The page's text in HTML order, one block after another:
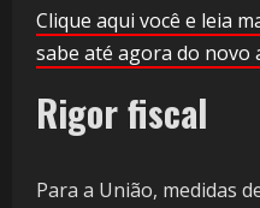
Clique aqui você e leia
sabe até agora do novo
Rigor fiscal
Para a União, medidas